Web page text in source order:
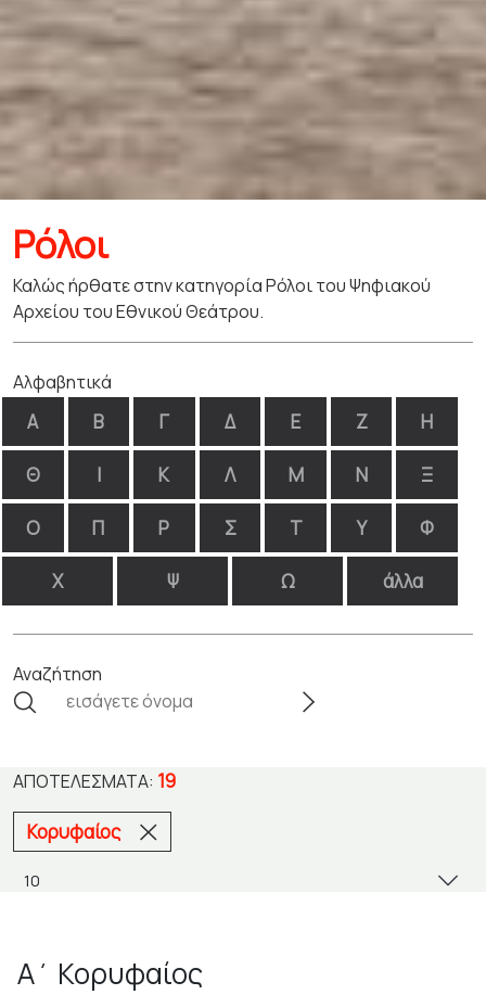
Ρόλοι
Καλώς ήρθατε στην κατηγορία Ρόλοι του Ψηφιακού
Αρχείου του Εθνικού Θεάτρου.
Αλφαβητικά
Α Β Γ Δ Ε Ζ Η
Θ Ι Κ Λ Μ Ν Ξ
Ο Π Ρ Σ Τ Υ Φ
Χ Ψ Ω άλλα
Αναζήτηση
ΑΠΟΤΕΛΈΣΜΑΤΑ: 19
Κορυφαίος
Α΄ Κορυφαίος